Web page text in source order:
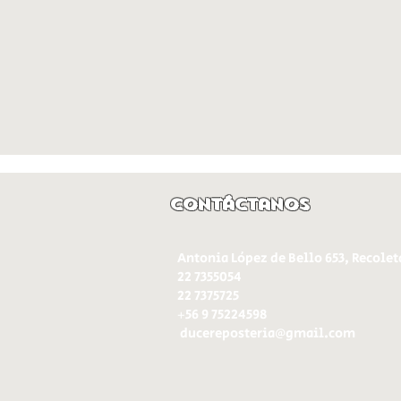
Contáctanos
Antonia López de Bello 653,
22 7355054
22 7375725
+56 9 75224598
ducereposteria@gmail.com